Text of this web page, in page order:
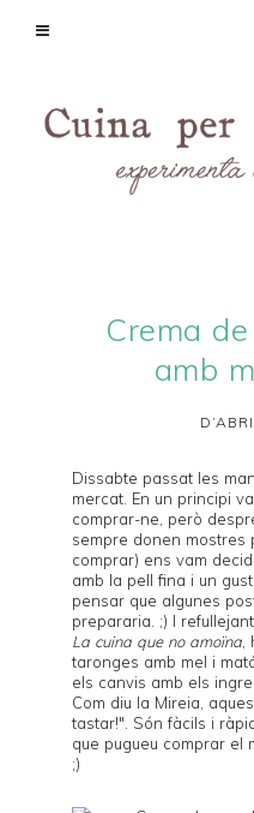
Crema
amb
Dissabte passat les
mercat. En un principi
comprar-ne, però
sempre donen
comprar) ens vam
amb la pell fina i un
pensar que algunes
prepararia. ;) I
La cuina que no amoïna
taronges amb mel i
els canvis amb els
Com diu la Mireia,
tastar!". Són fàcils i
que pugueu comprar el
;)